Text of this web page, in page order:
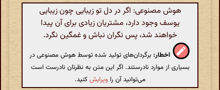
هوش مصنوعی: اگر در دل تو زیبایی چون زیبایی
یوسف وجود دارد، مشتریان زیادی برای آن پیدا
خواهند شد، پس نگران نباش و غمگین نگرد.
اخطار: برگردان‌های تولید شده توسط هوش مصنوعی در
بسیاری از موارد نادرستند. اگر این متن به نظرتان نادرست است
می‌توانید آن را ویرایشکنید.